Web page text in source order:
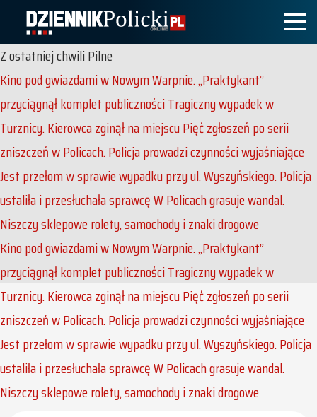
Z ostatniej chwiliPilne
Kino pod gwiazdami w Nowym Warpnie. „Praktykant”
przyciągnął komplet publicznościTragiczny wypadek w
Turznicy. Kierowca zginął na miejscuPięć zgłoszeń po serii
zniszczeń w Policach. Policja prowadzi czynności wyjaśniające
Jest przełom w sprawie wypadku przy ul. Wyszyńskiego. Policja
ustaliła i przesłuchała sprawcęW Policach grasuje wandal.
Niszczy sklepowe rolety, samochody i znaki drogowe
Kino pod gwiazdami w Nowym Warpnie. „Praktykant”
przyciągnął komplet publicznościTragiczny wypadek w
Turznicy. Kierowca zginął na miejscuPięć zgłoszeń po serii
zniszczeń w Policach. Policja prowadzi czynności wyjaśniające
Jest przełom w sprawie wypadku przy ul. Wyszyńskiego. Policja
ustaliła i przesłuchała sprawcęW Policach grasuje wandal.
Niszczy sklepowe rolety, samochody i znaki drogowe